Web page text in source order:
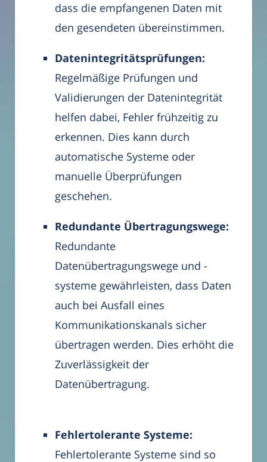
dass die empfangenen Daten mit
den gesendeten übereinstimmen.
Datenintegritätsprüfungen:
Regelmäßige Prüfungen und
Validierungen der Datenintegrität
helfen dabei, Fehler frühzeitig zu
erkennen. Dies kann durch
automatische Systeme oder
manuelle Überprüfungen
geschehen.
Redundante Übertragungswege:
Redundante
Datenübertragungswege und -
systeme gewährleisten, dass Daten
auch bei Ausfall eines
Kommunikationskanals sicher
übertragen werden. Dies erhöht die
Zuverlässigkeit der
Datenübertragung.
Fehlertolerante Systeme:
Fehlertolerante Systeme sind so